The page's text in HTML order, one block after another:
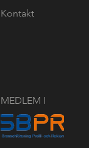
Kontakt
MEDLEM I